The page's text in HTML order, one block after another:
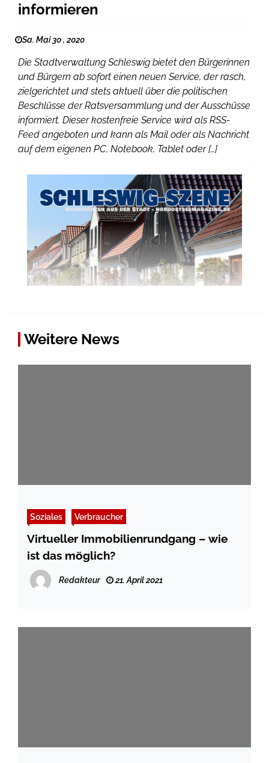
informieren
Sa. Mai 30 , 2020
Die Stadtverwaltung Schleswig bietet den Bürgerinnen
und Bürgern ab sofort einen neuen Service, der rasch,
zielgerichtet und stets aktuell über die politischen
Beschlüsse der Ratsversammlung und der Ausschüsse
informiert. Dieser kostenfreie Service wird als RSS-
Feed angeboten und kann als Mail oder als Nachricht
auf dem eigenen PC, Notebook, Tablet oder […]
Weitere News
Soziales Verbraucher
Virtueller Immobilienrundgang – wie
ist das möglich?
Redakteur 21. April 2021